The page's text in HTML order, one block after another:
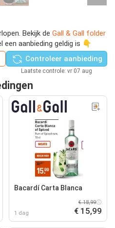
Bekijk de Gall & Gall folder
aanbieding geldig is 👇
Controleer aanbieding
Laatste controle: vr 07 aug
Bacardí Carta Blanca
1 dag
€ 18,99
€ 15,99